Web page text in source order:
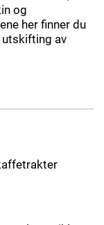
og
her finner du
av